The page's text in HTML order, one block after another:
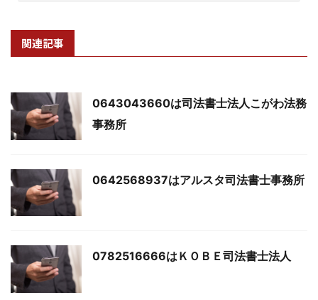
関連記事
0643043660は司法書士法人こがわ法務
事務所
0642568937はアルスタ司法書士事務所
0782516666はＫＯＢＥ司法書士法人